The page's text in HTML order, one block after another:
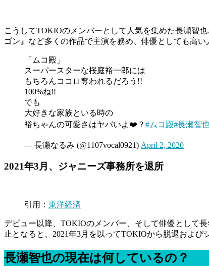
こうしてTOKIOのメンバーとして人気を集めた長瀬智
ゴン』など多くの作品で主演を務め、俳優としても高い
「ムコ殿」
スーパースターな桜庭裕一郎には
もちろんココロ奪われるだろう!!
100%ね!!
でも
大好きな家族といる時の
裕ちゃんの可愛さはヤバいよ❤️？ #ムコ殿#長瀬智
— 長瀬なるみ (@1107vocal0921) April 2, 2020
2021年3月、ジャニーズ事務所を退所
引用： 東洋経済
デビュー以降、TOKIOのメンバー、そして俳優として
止となると、2021年3月を以ってTOKIOから脱退および
長瀬智也の現在は何しているの？